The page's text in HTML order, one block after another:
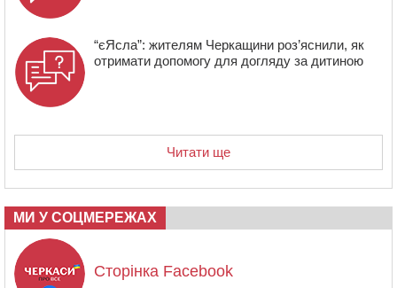
“єЯсла”: жителям Черкащини роз’яснили, як
отримати допомогу для догляду за дитиною
Читати ще
МИ У СОЦМЕРЕЖАХ
Сторінка Facebook